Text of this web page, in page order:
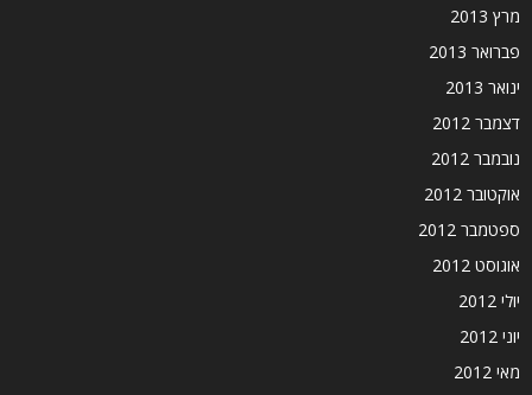
מרץ 2013
פברואר 2013
ינואר 2013
דצמבר 2012
נובמבר 2012
אוקטובר 2012
ספטמבר 2012
אוגוסט 2012
יולי 2012
יוני 2012
מאי 2012